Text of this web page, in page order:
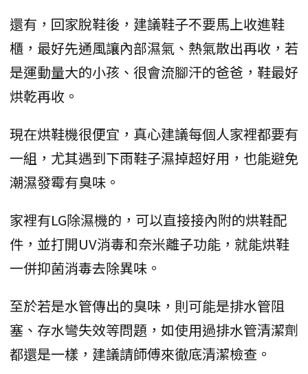
還有，回家脫鞋後，建議鞋子不要馬上收進鞋
櫃，最好先通風讓內部濕氣、熱氣散出再收，若
是運動量大的小孩、很會流腳汗的爸爸，鞋最好
烘乾再收。
現在烘鞋機很便宜，真心建議每個人家裡都要有
一組，尤其遇到下雨鞋子濕掉超好用，也能避免
潮濕發霉有臭味。
家裡有LG除濕機的，可以直接接內附的烘鞋配
件，並打開UV消毒和奈米離子功能，就能烘鞋
一併抑菌消毒去除異味。
至於若是水管傳出的臭味，則可能是排水管阻
塞、存水彎失效等問題，如使用過排水管清潔劑
都還是一樣，建議請師傅來徹底清潔檢查。